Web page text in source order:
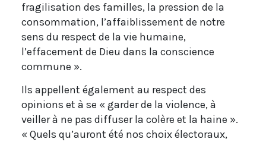
fragilisation des familles, la pression de la
consommation, l’affaiblissement de notre
sens du respect de la vie humaine,
l’effacement de Dieu dans la conscience
commune ».
Ils appellent également au respect des
opinions et à se « garder de la violence, à
veiller à ne pas diffuser la colère et la haine ».
« Quels qu’auront été nos choix électoraux,